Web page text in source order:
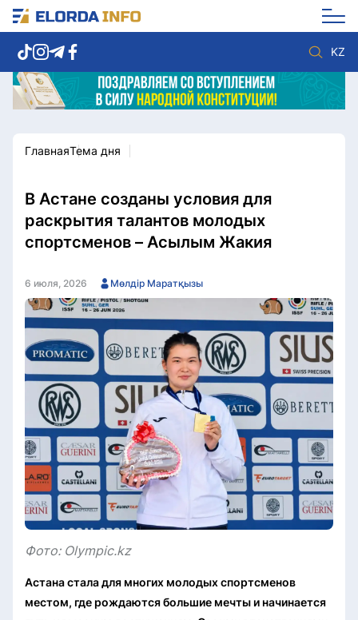
KZ
Новости столицы
Спорт
Культура
Мнение
Видео
Мир
Послание
Служба Комплаенс
ГлавнаяТема дня
В Астане созданы условия для
раскрытия талантов молодых
спортсменов – Асылым Жакия
6 июля, 2026 Мөлдір Маратқызы
Фото: Olympic.kz
Астана стала для многих молодых спортсменов
местом, где рождаются большие мечты и начинается